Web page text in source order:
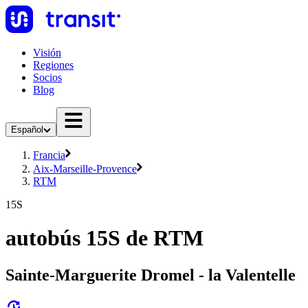
Visión
Regiones
Socios
Blog
Español
Francia
Aix-Marseille-Provence
RTM
15S
autobús 15S de RTM
Sainte-Marguerite Dromel - la Valentelle